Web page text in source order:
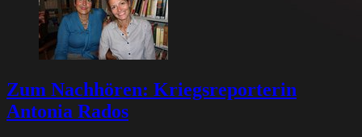
Zum Nachhören: Kriegsreporterin
Antonia Rados